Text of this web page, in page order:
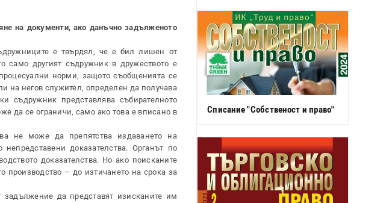
на документи, ако данъчно задълженото
е твърдял, че е бил лишен от
само другият съдружник в дружеството е
норми, защото съобщенията се
на негов служител, определен да получава
съдружник представлява събирателното
да се ограничи, само ако това е вписано в
не може да препятства издаването на
доказателства. Органът по
доказателства. Но ако поисканите
производство – до изтичането на срока за
да представят изисканите им
Списание "Собственост и право"